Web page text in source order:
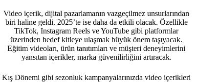
Video içerik, dijital pazarlamanın vazgeçilmez unsurlarından
biri haline geldi. 2025’te ise daha da etkili olacak. Özellikle
TikTok, Instagram Reels ve YouTube gibi platformlar
üzerinden hedef kitleye ulaşmak büyük önem taşıyacak.
Eğitim videoları, ürün tanıtımları ve müşteri deneyimlerini
yansıtan içerikler, marka güvenilirliğini artıracak.
Kış Dönemi gibi sezonluk kampanyalarınızda video içerikleri